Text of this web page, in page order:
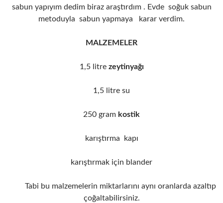
sabun yapıyım dedim biraz araştırdım . Evde soğuk sabun
metoduyla sabun yapmaya karar verdim.
MALZEMELER
1,5 litre zeytinyağı
1,5 litre su
250 gram kostik
karıştırma kapı
karıştırmak için blander
Tabi bu malzemelerin miktarlarını aynı oranlarda azaltıp
çoğaltabilirsiniz.